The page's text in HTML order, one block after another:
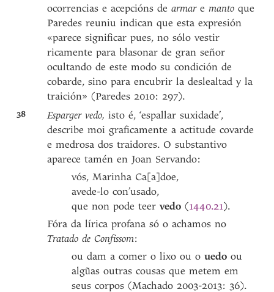
ocorrencias e acepcións dearmaremantoque
Paredes reuniu indican que esta expresión
«parece significar pues, no sólo vestir
ricamente para blasonar de gran señor
ocultando de este modo su condición de
cobarde, sino para encubrir la deslealtad y la
traición» (Paredes 2010: 297).
38 Esparger vedo, isto é, ‘espallar suxidade’,
describe moi graficamente a actitude covarde
e medrosa dos traidores. O substantivo
aparece tamén en Joan Servando:
vós, Marinha Ca[a]doe,
avede-lo con’usado,
que non pode teervedo(1440.21).
Fóra da lírica profana só o achamos no
Tratado de Confissom:
ou dam a comer o lixo ou ouedoou
algũas outras cousas que metem em
seus corpos (Machado 2003-2013: 36).